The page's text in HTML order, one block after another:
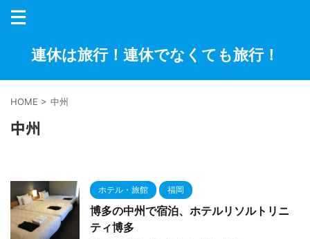
連休は旅行！連休でなくても旅行！
HOME > 中州
中州
ホテル・旅館 福岡
博多の中州で宿泊、ホテルリソルトリニ
ティ博多